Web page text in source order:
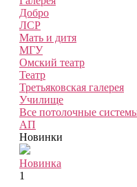
Добро
ЛСР
Мать и дитя
МГУ
Омский театр
Театр
Третьяковская галерея
Училище
Все потолочные
АП
Новинки
Новинка
1